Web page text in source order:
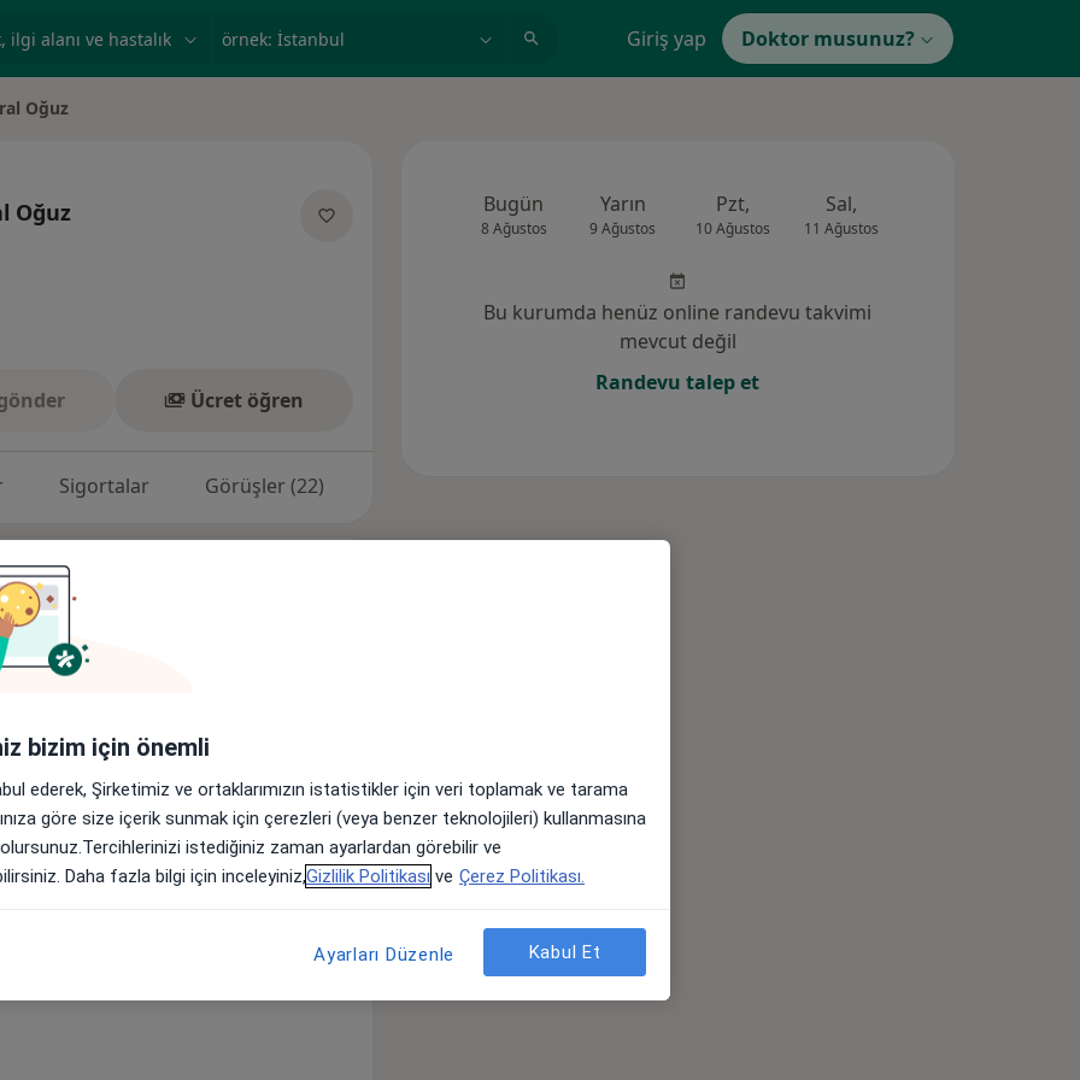
örnek: İstanbul Giriş yap Doktor musunuz?
Oğuz
Oğuz
Ücret öğren
Sigortalar Görüşler (22)
mezun oldu . İstanbul Göztepe
Yan dal uzmanlığını
-Romatoloji de tamamladı
muayenehanesinde hastalarını
Ankilozan Spondilit (AS)
Bugün
8 Ağustos
Yarın
9 Ağustos
Pzt,
10 Ağustos
Sal,
11 Ağustos
Bu kurumda henüz online randevu takvimi
mevcut değil
Randevu talep et
bizim için önemli
ederek, Şirketimiz ve ortaklarımızın istatistikler için veri toplamak ve tarama
göre size içerik sunmak için çerezleri (veya benzer teknolojileri) kullanmasına
istediğiniz zaman ayarlardan görebilir ve
Daha fazla bilgi için inceleyiniz,Gizlilik Politikası ve Çerez Politikası.
Ayarları Düzenle Kabul Et